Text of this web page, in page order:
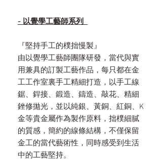
- 以覺學工藝師系列
『堅持手工的樸拙慢製』
由以覺學工藝師團隊研發，當代與實
用兼具的訂製工藝作品，每只都在金
工工作室裏手工精細打造，以手工線
鋸、銲接、鍛造、鑄造、敲花、精細
銼修拋光，並以純銀、黃銅、紅銅、K
金等貴金屬作為製作原料，拙樸細膩
的質感，簡約的線條結構，不僅保留
金工的當代藝術性，同時感受到生活
中的工藝堅持。